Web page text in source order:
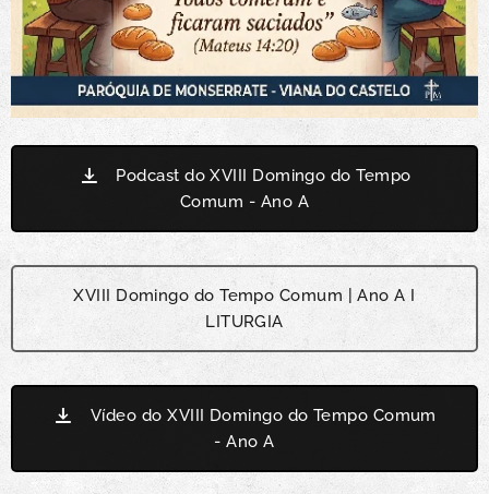
Podcast do XVIII Domingo do Tempo
Comum - Ano A
XVIII Domingo do Tempo Comum | Ano A I
LITURGIA
Vídeo do XVIII Domingo do Tempo Comum
- Ano A